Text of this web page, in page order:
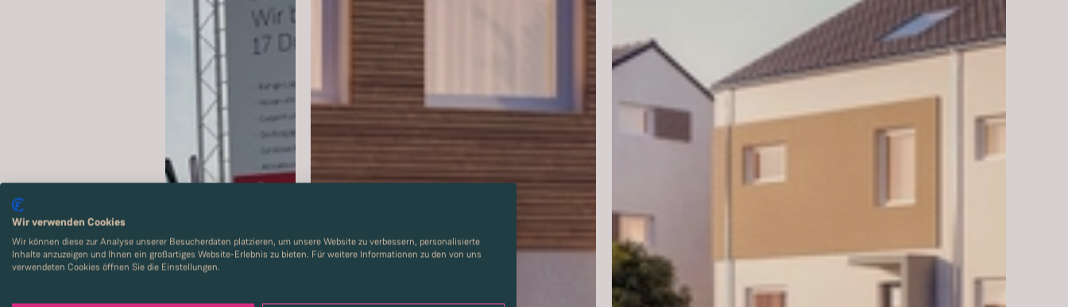
Wir verwenden Cookies
Wir können diese zur Analyse unserer Besucherdaten platzieren, um unsere Website zu verbessern, personalisierte
Inhalte anzuzeigen und Ihnen ein großartiges Website-Erlebnis zu bieten. Für weitere Informationen zu den von uns
verwendeten Cookies öffnen Sie die Einstellungen.